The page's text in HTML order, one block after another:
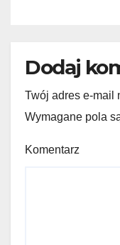
Dodaj
Twój adres e-mail
Wymagane pola
Komentarz